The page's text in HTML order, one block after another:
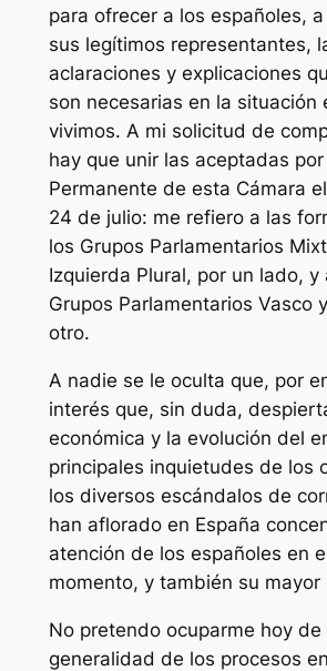
para ofrecer a los españoles,
sus legítimos representantes,
aclaraciones y explicaciones
son necesarias en la situación
vivimos. A mi solicitud de
hay que unir las aceptadas
Permanente de esta Cámara
24 de julio: me refiero a las
los Grupos Parlamentarios
Izquierda Plural, por un lado, y
Grupos Parlamentarios Vasco
otro.
A nadie se le oculta que, por
interés que, sin duda,
económica y la evolución del
principales inquietudes de los
los diversos escándalos de
han aflorado en España
atención de los españoles en
momento, y también su mayor
No pretendo ocuparme hoy de
generalidad de los procesos